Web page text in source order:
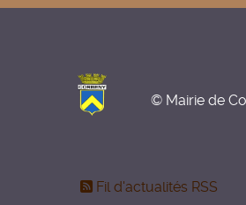
© Mairie de
Fil d'actualités RSS